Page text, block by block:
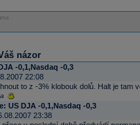
názor
-0,1,Nasdaq -0,3
22:08
to z -3% klobouk dolů. Halt je tam
US DJA -0,1,Nasdaq -0,3
23:38